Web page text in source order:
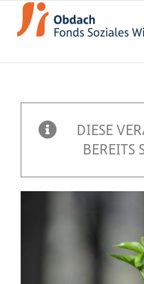
Inhalt
springen
DIESE
BEREITS